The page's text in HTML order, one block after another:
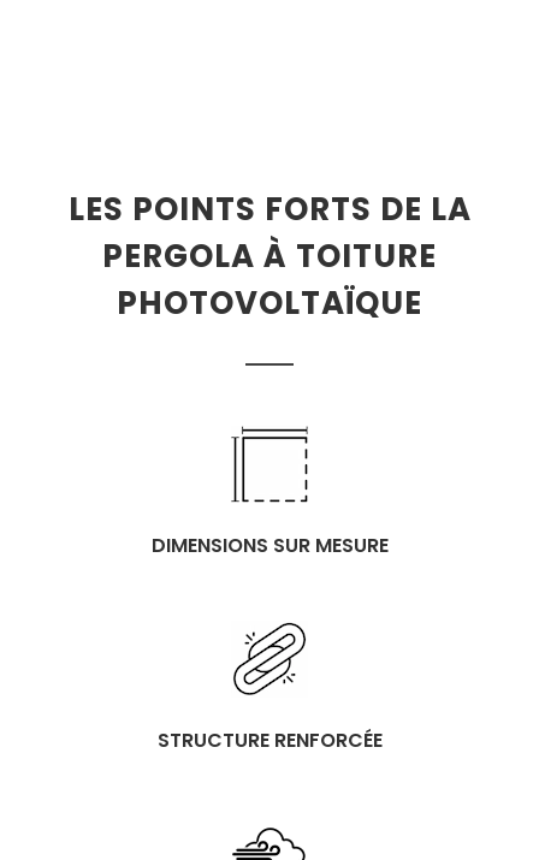
LES POINTS FORTS DE LA
PERGOLA À TOITURE
PHOTOVOLTAÏQUE
DIMENSIONS SUR MESURE
STRUCTURE RENFORCÉE